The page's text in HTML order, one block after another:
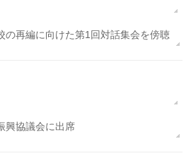
の再編に向けた第1回対話集会を傍聴
興協議会に出席